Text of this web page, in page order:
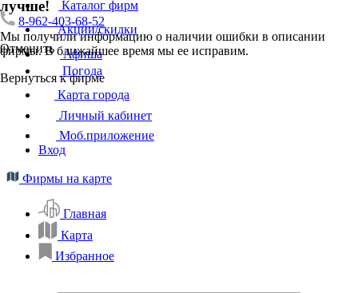
8-962-403-68-52
Отменить
лучше!
Мы получили информацию о наличии ошибки в описании
фирмы. В ближайшее время мы ее исправим.
Вернуться к фирме
Каталог фирм
Акции/скидки
Афиша
Погода
Карта города
Личный кабинет
Моб.приложение
Вход
Фирмы на карте
Главная
Карта
Избранное